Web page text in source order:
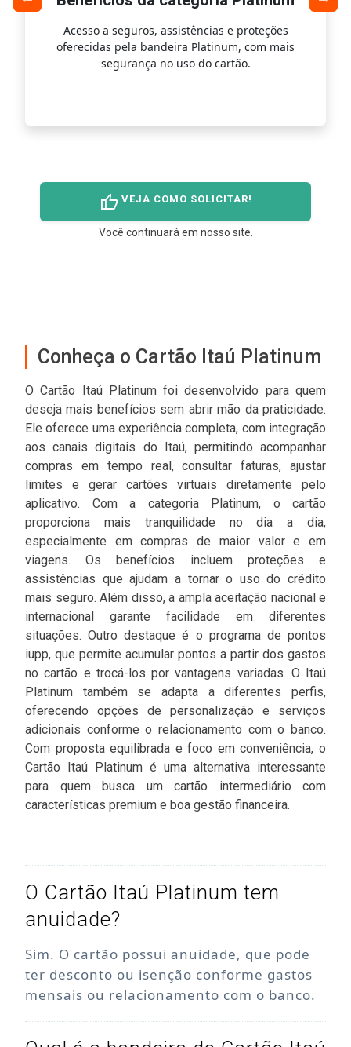
Acesso a seguros, assistências e proteções
oferecidas pela bandeira Platinum, com mais
segurança no uso do cartão.
thumb_up VEJA COMO SOLICITAR!
Você continuará em nosso site.
Conheça o Cartão Itaú Platinum
O Cartão Itaú Platinum foi desenvolvido para quem
deseja mais benefícios sem abrir mão da praticidade.
Ele oferece uma experiência completa, com integração
aos canais digitais do Itaú, permitindo acompanhar
compras em tempo real, consultar faturas, ajustar
limites e gerar cartões virtuais diretamente pelo
aplicativo. Com a categoria Platinum, o cartão
proporciona mais tranquilidade no dia a dia,
especialmente em compras de maior valor e em
viagens. Os benefícios incluem proteções e
assistências que ajudam a tornar o uso do crédito
mais seguro. Além disso, a ampla aceitação nacional e
internacional garante facilidade em diferentes
situações. Outro destaque é o programa de pontos
iupp, que permite acumular pontos a partir dos gastos
no cartão e trocá-los por vantagens variadas. O Itaú
Platinum também se adapta a diferentes perfis,
oferecendo opções de personalização e serviços
adicionais conforme o relacionamento com o banco.
Com proposta equilibrada e foco em conveniência, o
Cartão Itaú Platinum é uma alternativa interessante
para quem busca um cartão intermediário com
características premium e boa gestão financeira.
O Cartão Itaú Platinum tem
anuidade?
Sim. O cartão possui anuidade, que pode
ter desconto ou isenção conforme gastos
mensais ou relacionamento com o banco.